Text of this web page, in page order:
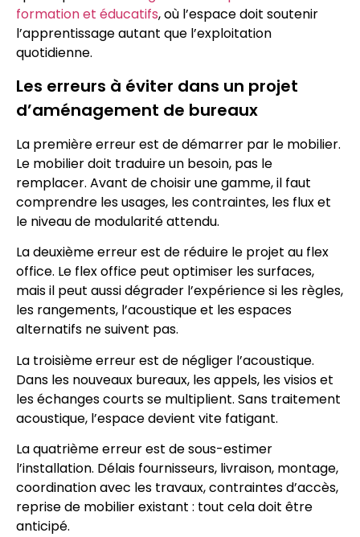
formation et éducatifs, où l’espace doit soutenir
l’apprentissage autant que l’exploitation
quotidienne.
Les erreurs à éviter dans un projet
d’aménagement de bureaux
La première erreur est de démarrer par le mobilier.
Le mobilier doit traduire un besoin, pas le
remplacer. Avant de choisir une gamme, il faut
comprendre les usages, les contraintes, les flux et
le niveau de modularité attendu.
La deuxième erreur est de réduire le projet au flex
office. Le flex office peut optimiser les surfaces,
mais il peut aussi dégrader l’expérience si les règles,
les rangements, l’acoustique et les espaces
alternatifs ne suivent pas.
La troisième erreur est de négliger l’acoustique.
Dans les nouveaux bureaux, les appels, les visios et
les échanges courts se multiplient. Sans traitement
acoustique, l’espace devient vite fatigant.
La quatrième erreur est de sous-estimer
l’installation. Délais fournisseurs, livraison, montage,
coordination avec les travaux, contraintes d’accès,
reprise de mobilier existant : tout cela doit être
anticipé.